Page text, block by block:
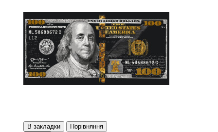
В закладки
Порівняння